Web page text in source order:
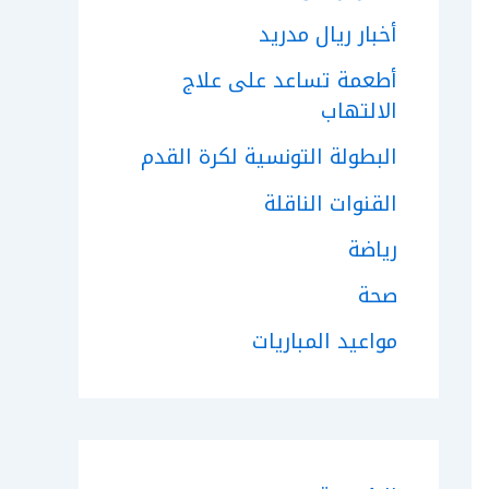
أخبار ريال مدريد
أطعمة تساعد على علاج
الالتهاب
البطولة التونسية لكرة القدم
القنوات الناقلة
رياضة
صحة
مواعيد المباريات